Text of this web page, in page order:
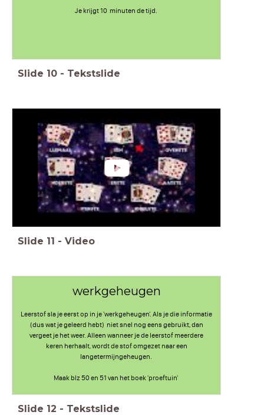
Je krijgt 10 minuten de tijd.
Slide 10 - Tekstslide
Slide 11 - Video
werkgeheugen
Leerstof sla je eerst op in je 'werkgeheugen'. Als je die informatie
(dus wat je geleerd hebt) niet snel nog eens gebruikt, dan
vergeet je het weer. Alleen wanneer je de leerstof meerdere
keren herhaalt, wordt de stof omgezet naar een
langetermijngeheugen.
Maak blz 50 en 51 van het boek 'proeftuin'
Slide 12 - Tekstslide